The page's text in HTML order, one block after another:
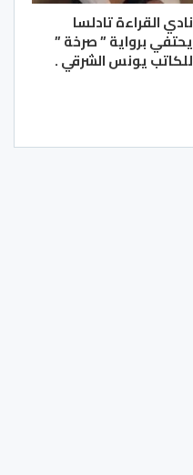
نادي القراءة تادلسا
يحتفي برواية ” صرخة ”
للكاتب يونس الشرقي .